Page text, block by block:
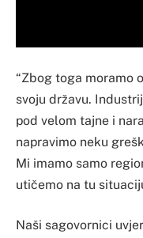
“Zbog toga moramo
svoju državu.
pod velom tajne i
napravimo neku
Mi imamo samo
utičemo na tu
Naši sagovornici